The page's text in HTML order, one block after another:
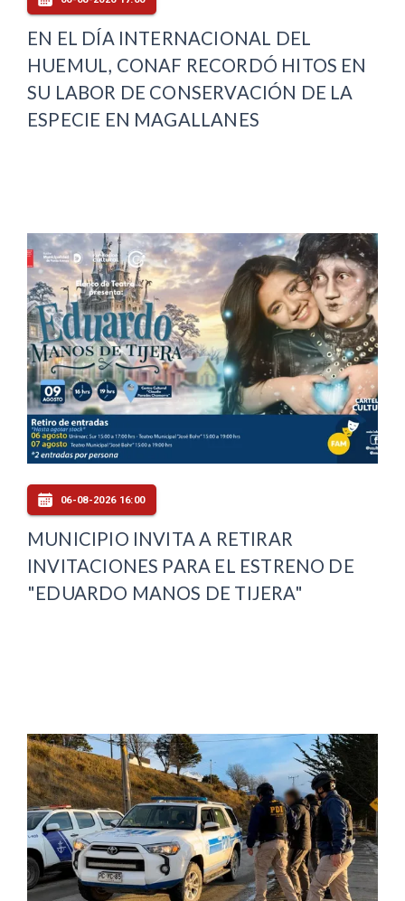
EN EL DÍA INTERNACIONAL DEL
HUEMUL, CONAF RECORDÓ HITOS EN
SU LABOR DE CONSERVACIÓN DE LA
ESPECIE EN MAGALLANES
06-08-2026 16:00
MUNICIPIO INVITA A RETIRAR
INVITACIONES PARA EL ESTRENO DE
"EDUARDO MANOS DE TIJERA"